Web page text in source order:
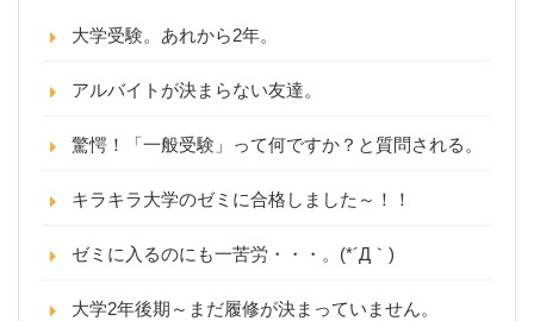
大学受験。あれから2年。
アルバイトが決まらない友達。
驚愕！「一般受験」って何ですか？と質問される。
キラキラ大学のゼミに合格しました～！！
ゼミに入るのにも一苦労・・・。(*´Д｀)
大学2年後期～まだ履修が決まっていません。